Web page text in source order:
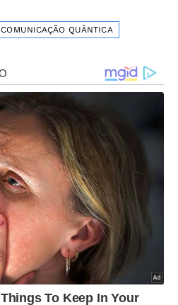
COMUNICAÇÃO QUÂNTICA